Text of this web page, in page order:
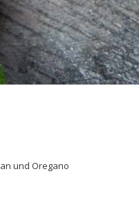
und Oregano